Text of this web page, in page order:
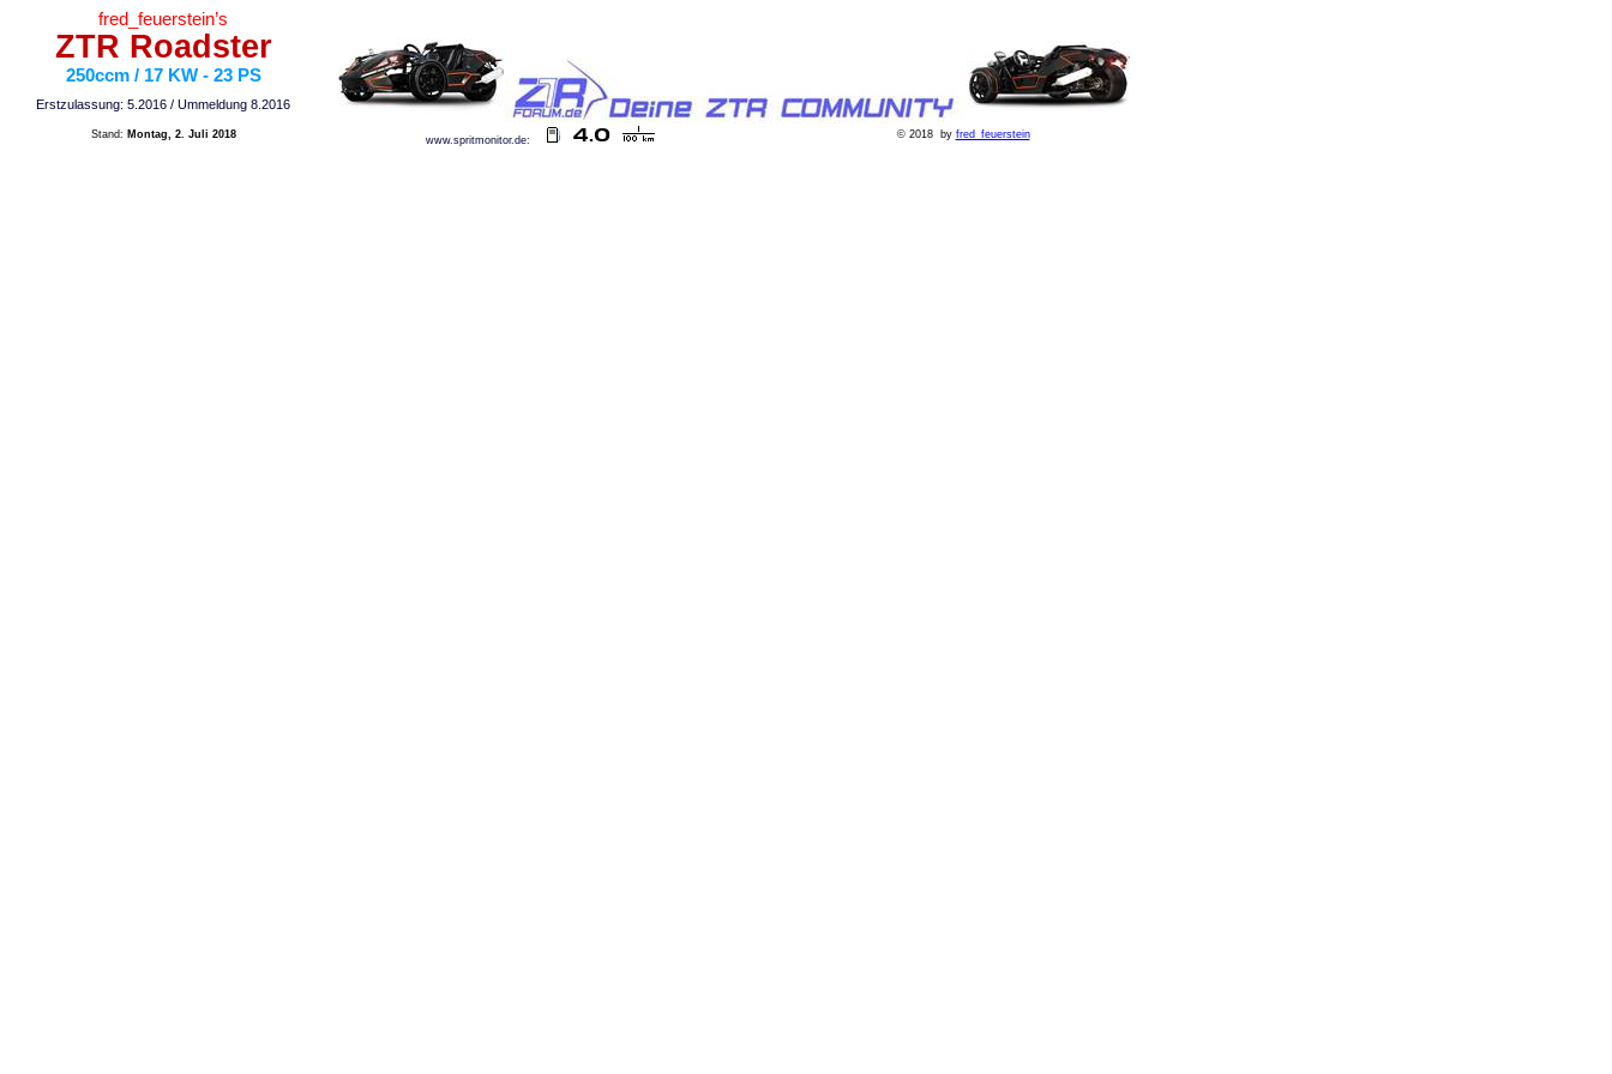
fred_feuerstein’s
ZTR Roadster
250ccm / 17 KW - 23 PS
Erstzulassung: 5.2016 / Ummeldung 8.2016
Stand: Montag, 2. Juli 2018 www.spritmonitor.de: © 2018 by fred_feuerstein